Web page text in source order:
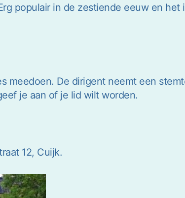
populair in de zestiende eeuw en het
meedoen. De dirigent neemt een
je aan of je lid wilt worden.
12, Cuijk.